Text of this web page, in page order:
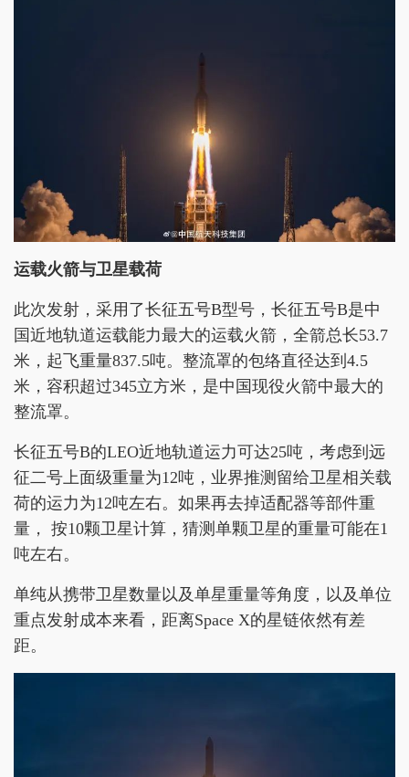
运载火箭与卫星载荷
此次发射，采用了长征五号B型号，长征五号B是中
国近地轨道运载能力最大的运载火箭，全箭总长53.7
米，起飞重量837.5吨。整流罩的包络直径达到4.5
米，容积超过345立方米，是中国现役火箭中最大的
整流罩。
长征五号B的LEO近地轨道运力可达25吨，考虑到远
征二号上面级重量为12吨，业界推测留给卫星相关载
荷的运力为12吨左右。如果再去掉适配器等部件重
量， 按10颗卫星计算，猜测单颗卫星的重量可能在1
吨左右。
单纯从携带卫星数量以及单星重量等角度，以及单位
重点发射成本来看，距离Space X的星链依然有差
距。